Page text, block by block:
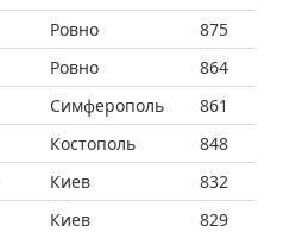
Ровно
875
Ровно
864
Симферополь
861
Костополь
848
Киев
832
Киев
829